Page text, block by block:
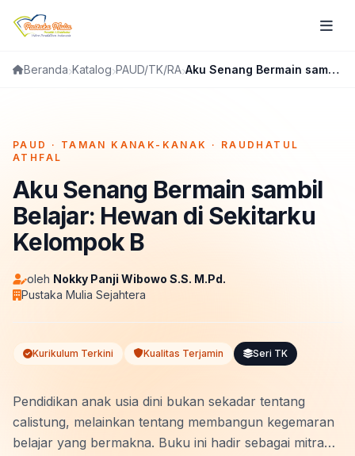
Beranda Katalog PAUD/TK/RA Aku Senang Bermain sambil Belajar: Hewan di Sekitarku Kelompok B
PAUD · TAMAN KANAK-KANAK · RAUDHATUL
ATHFAL
Aku Senang Bermain sambil
Belajar: Hewan di Sekitarku
Kelompok B
oleh Nokky Panji Wibowo S.S. M.Pd.
Pustaka Mulia Sejahtera
Kurikulum Terkini Kualitas Terjamin Seri TK
Pendidikan anak usia dini bukan sekadar tentang
calistung, melainkan tentang membangun kegemaran
belajar yang bermakna. Buku ini hadir sebagai mitra